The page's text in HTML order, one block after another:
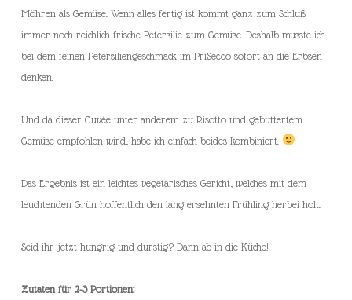
Möhren als Gemüse. Wenn alles fertig ist kommt ganz zum Schluß
immer noch reichlich frische Petersilie zum Gemüse. Deshalb musste ich
bei dem feinen Petersiliengeschmack im PriSecco sofort an die Erbsen
denken.
Und da dieser Cuvée unter anderem zu Risotto und gebuttertem
Gemüse empfohlen wird, habe ich einfach beides kombiniert.
Das Ergebnis ist ein leichtes vegetarisches Gericht, welches mit dem
leuchtenden Grün hoffentlich den lang ersehnten Frühling herbei holt.
Seid ihr jetzt hungrig und durstig? Dann ab in die Küche!
Zutaten für 2-3 Portionen: